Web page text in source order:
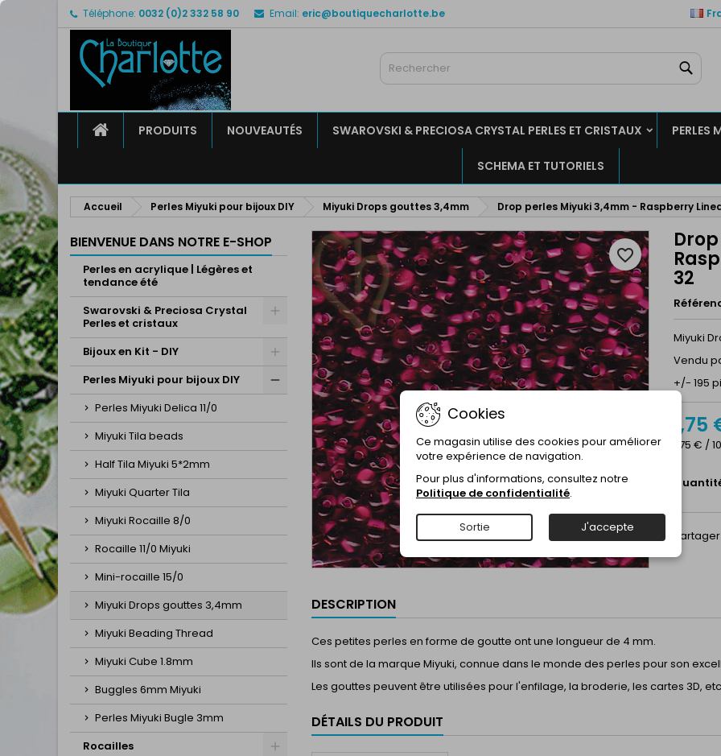
Téléphone: 0032 (0)2 332 58 90 Email: eric@boutiquecharlotte.be
ACCUEILPRODUITS NOUVEAUTÉS SWAROVSKI & PRECIOSA CRYSTAL PERLES ET CRISTAUX PERLES
SCHEMA ET TUTORIELS
Accueil Perles Miyuki pour bijoux DIY Miyuki Drops gouttes 3,4mm Drop perles Miyuki 3,4mm - Raspberry
BIENVENUE DANS NOTRE E-SHOP
Perles en acrylique | Légères et
tendance été
Swarovski & Preciosa Crystal
Perles et cristaux
Bijoux en Kit - DIY
Perles Miyuki pour bijoux DIY
Perles Miyuki Delica 11/0
Miyuki Tila beads
Half Tila Miyuki 5*2mm
Miyuki Quarter Tila
Miyuki Rocaille 8/0
Rocaille 11/0 Miyuki
Mini-rocaille 15/0
Miyuki Drops gouttes 3,4mm
Miyuki Beading Thread
Miyuki Cube 1.8mm
Buggles 6mm Miyuki
Perles Miyuki Bugle 3mm
Rocailles
32
Miyuki
Vendu
+/- 195
1,75
1,75 € /
favorite_border
Partager
DESCRIPTION
Ces petites perles en forme de goutte ont une longueur de 4 mm.
Ils sont de la marque Miyuki, connue dans le monde des perles pour son
Les gouttes peuvent être utilisées pour l'enfilage, la broderie, les cartes 3D,
DÉTAILS DU PRODUIT
Mes listes de favorits
Créer un liste
Créer une liste d'envies
Connexion
Vous devez être connecté pour ajouter des produits à votre liste
Cookies
Ce magasin utilise des cookies pour améliorer
votre expérience de navigation.
Pour plus d'informations, consultez notre
Politique de confidentialité.
Sortie J'accepte